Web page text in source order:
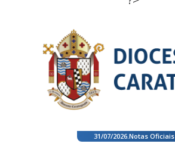
31/07/2026. Notas Oficiais